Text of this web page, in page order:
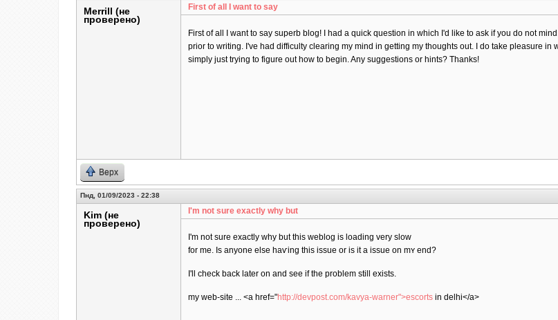
Merrill (не
проверено)
First of all I want to say
First of all I want to say superb blog! I had a quick question in which I'd like to ask if you do not
prior to writing. I've had difficulty clearing my mind in getting my thoughts out. I do take pleasure
simply just trying to figure out how to begin. Any suggestions or hints? Thanks!
Верх
Пнд, 01/09/2023 - 22:38
Kim (не
проверено)
I'm not sure еxactly why but
I'm not sure еxactly why but this weblog is loading very slow
for me. Is anyone elѕe haѵing this isѕue or is іt a issue on mʏ end?
I'll check back later on and see if the problem still exists.
my web-site ... <a href="http://devpost.com/kavya-warner">escorts in delhi</a>